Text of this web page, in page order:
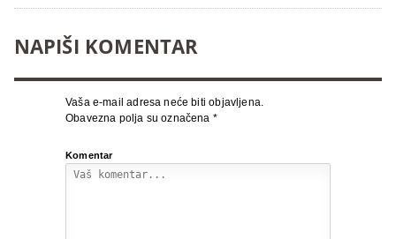
NAPIŠI KOMENTAR
Vaša e-mail adresa neće biti objavljena.
Obavezna polja su označena *
Komentar